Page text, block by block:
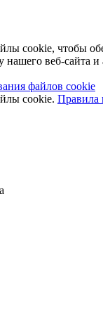
cookie, чтобы
веб-сайта и
файлов cookie
cookie. Правила